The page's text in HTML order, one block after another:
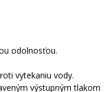
odolnosťou.
vytekaniu vody.
výstupným tlakom